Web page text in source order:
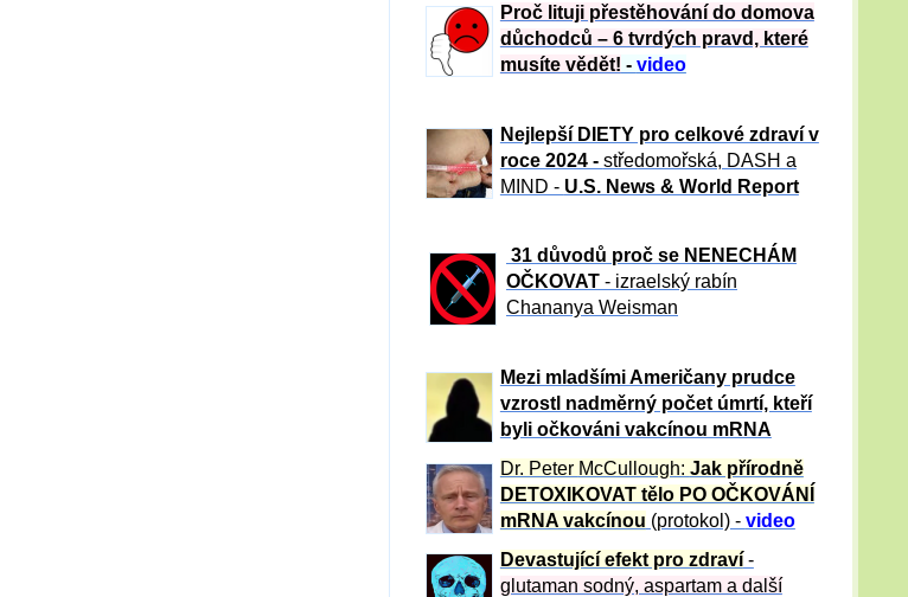
Proč lituji přestěhování do domova
důchodců – 6 tvrdých pravd, které
musíte vědět! - video
Nejlepší DIETY pro celkové zdraví v
roce 2024 - středomořská, DASH a
MIND - U.S. News & World Report
31 důvod ů proč se NENECHÁM
OČKOVAT - izraelský rabín
Chananya Weisman
Mezi mladšími Američany prudce
vzrostl nadměrný počet úmrtí, kteří
byli očkováni vakcínou mRNA
Dr. Peter McCullough: Jak přírodně
DETOXIKOVAT tělo PO OČKOVÁNÍ
mRNA vakcínou (protokol) - video
Devastující efekt pro zdraví-
glutaman sodný, aspartam a další